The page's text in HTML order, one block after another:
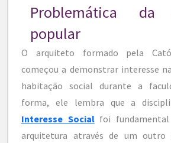
Problemática da
popular
O arquiteto formado pela
começou a demonstrar interesse
habitação social durante a
forma, ele lembra que a
Interesse Socialfoi fundamental
arquitetura através de um outro